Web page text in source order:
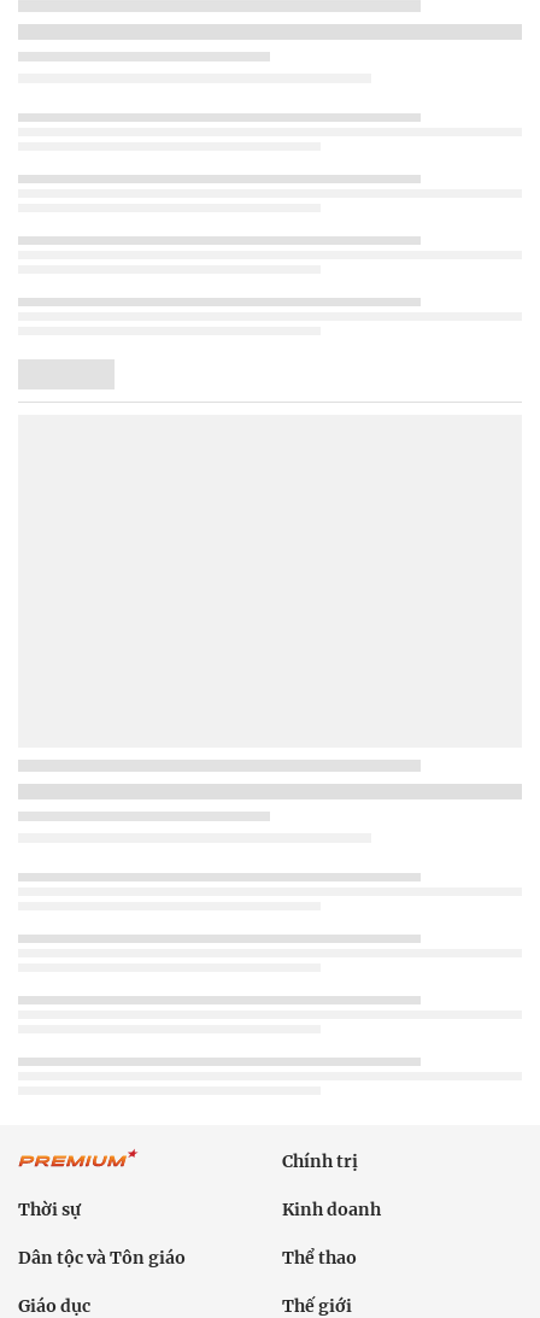
Chính trị
Thời sự Kinh doanh
Dân tộc và Tôn giáo Thể thao
Giáo dục Thế giới